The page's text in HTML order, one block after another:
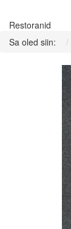
Restoranid
Sa oled siin: